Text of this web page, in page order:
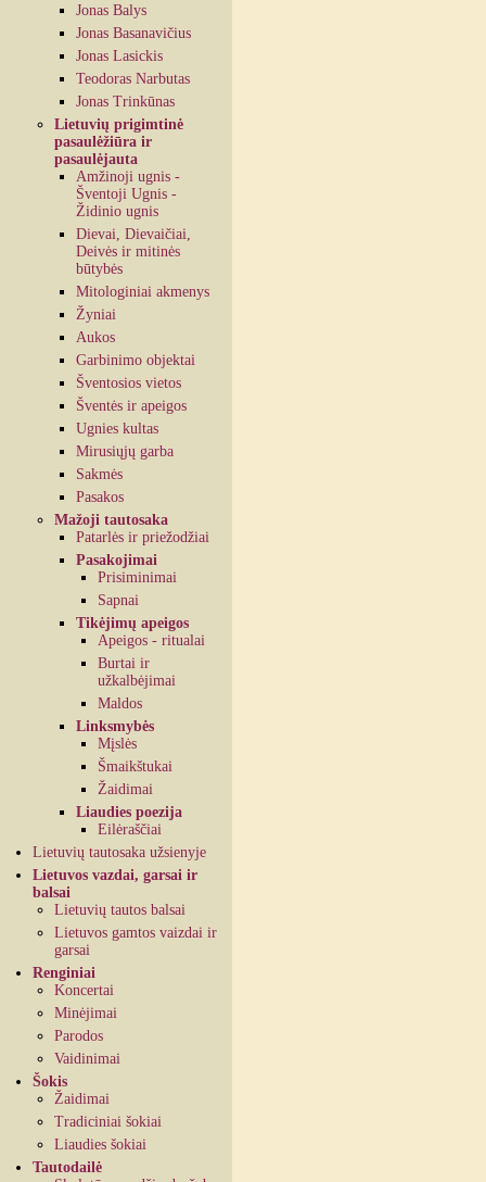
Jonas Balys
Jonas Basanavičius
Jonas Lasickis
Teodoras Narbutas
Jonas Trinkūnas
Lietuvių prigimtinė
pasaulėžiūra ir
pasaulėjauta
Amžinoji ugnis -
Šventoji Ugnis -
Židinio ugnis
Dievai, Dievaičiai,
Deivės ir mitinės
būtybės
Mitologiniai akmenys
Žyniai
Aukos
Garbinimo objektai
Šventosios vietos
Šventės ir apeigos
Ugnies kultas
Mirusiųjų garba
Sakmės
Pasakos
Mažoji tautosaka
Patarlės ir priežodžiai
Pasakojimai
Prisiminimai
Sapnai
Tikėjimų apeigos
Apeigos - ritualai
Burtai ir
užkalbėjimai
Maldos
Linksmybės
Mįslės
Šmaikštukai
Žaidimai
Liaudies poezija
Eilėraščiai
Lietuvių tautosaka užsienyje
Lietuvos vazdai, garsai ir
balsai
Lietuvių tautos balsai
Lietuvos gamtos vaizdai ir
garsai
Renginiai
Koncertai
Minėjimai
Parodos
Vaidinimai
Šokis
Žaidimai
Tradiciniai šokiai
Liaudies šokiai
Tautodailė